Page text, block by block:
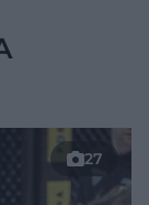
27